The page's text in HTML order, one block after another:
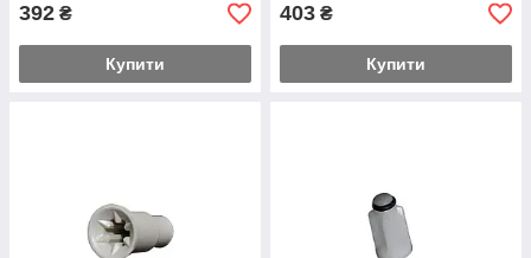
392 ₴
Купити
403 ₴
Купити